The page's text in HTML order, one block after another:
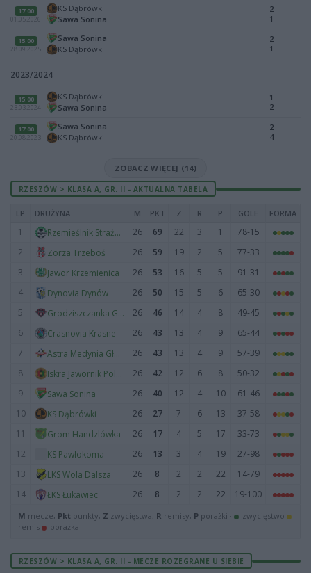
17:00
01.05.2026
KS Dąbrówki
Sawa Sonina
2
1
15:00
28.09.2025
Sawa Sonina
KS Dąbrówki
2
1
2023/2024
15:00
23.03.2024
KS Dąbrówki
Sawa Sonina
1
2
17:00
20.08.2023
Sawa Sonina
KS Dąbrówki
2
4
ZOBACZ WIĘCEJ (14)
RZESZÓW > KLASA A, GR. II - AKTUALNA TABELA
LP DRUŻYNA M PKT Z R P GOLE FORMA
1 Rzemieślnik Strażów 26 69 22 3 1
78-15
2
Zorza Trzeboś 26 59 19 2 5
77-33
3
Jawor Krzemienica 26 53 16 5 5
91-31
4
Dynovia Dynów 26 50 15 5 6
65-30
5
Grodziszczanka Grodzisko Dolne 26 46 14 4 8
49-45
6
Crasnovia Krasne 26 43 13 4 9
65-44
7
Astra Medynia Głogowska 26 43 13 4 9
57-39
8
Iskra Jawornik Polski 26 42 12 6 8
50-32
9
Sawa Sonina 26 40 12 4 10
61-46
10
KS Dąbrówki 26 27 7 6 13
37-58
11
Grom Handzlówka 26 17 4 5 17
33-73
12
KS Pawłokoma 26 13 3 4 19
27-98
13
LKS Wola Dalsza 26 8 2 2 22
14-79
14
ŁKS Łukawiec 26 8 2 2 22 19-100
M mecze, Pkt punkty, Z zwycięstwa, R remisy, P porażki ·
zwycięstwo
remis
porażka
RZESZÓW > KLASA A, GR. II - MECZE ROZEGRANE U SIEBIE